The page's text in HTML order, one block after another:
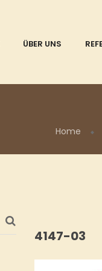
ÜBER UNS
Home
4147-03